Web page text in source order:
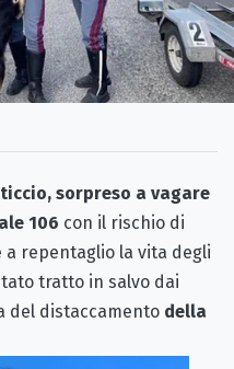
sorpreso a vagare
106 con il rischio di
repentaglio la vita degli
tratto in salvo dai
del distaccamento della